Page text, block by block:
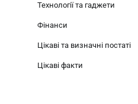
Технології та гаджети
Фінанси
Цікаві та визначні постаті
Цікаві факти